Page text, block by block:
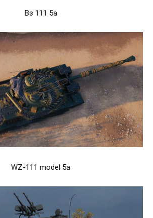
Вз 111 5а
WZ-111 model 5a